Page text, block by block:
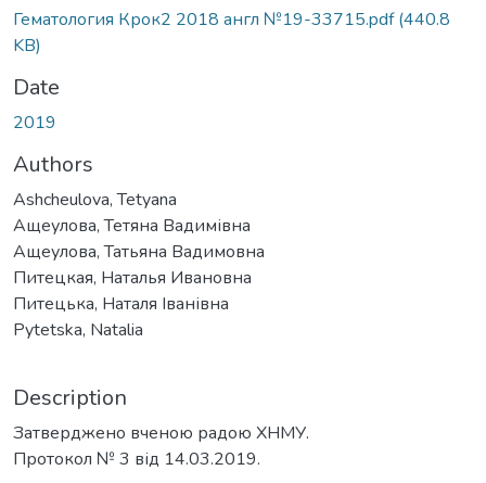
Гематология Крок2 2018 англ №19-33715.pdf(440.8
KB)
Date
2019
Authors
Ashcheulova, Tetyana
Ащеулова, Тетяна Вадимівна
Ащеулова, Татьяна Вадимовна
Питецкая, Наталья Ивановна
Питецька, Наталя Іванівна
Pytetska, Natalia
Description
Затверджено вченою радою ХНМУ.
Протокол № 3 від 14.03.2019.